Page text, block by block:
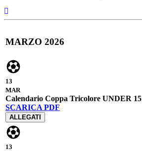
MARZO 2026
13
MAR
Calendario Coppa Tricolore UNDER 15
SCARICA PDF
ALLEGATI
13